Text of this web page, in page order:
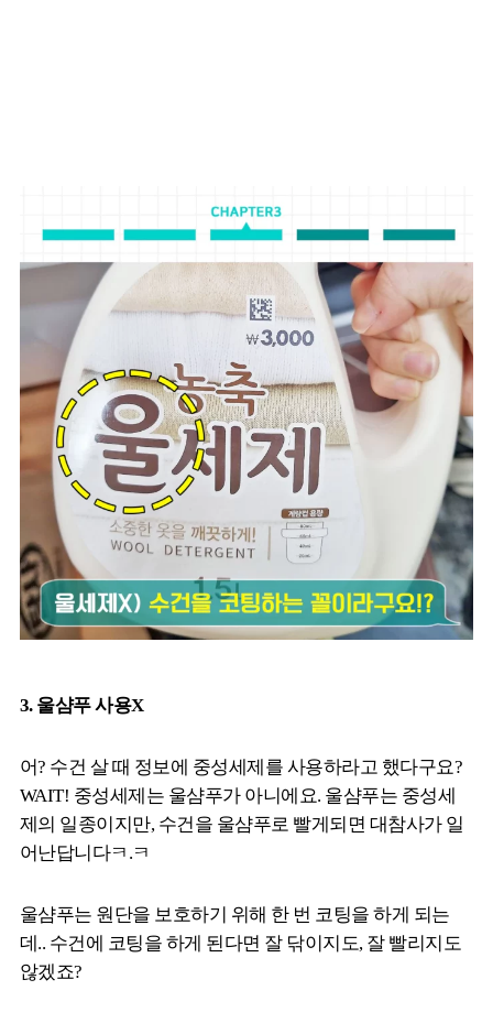
3. 울샴푸 사용X
어? 수건 살 때 정보에 중성세제를 사용하라고 했다구요?
WAIT! 중성세제는 울샴푸가 아니에요. 울샴푸는 중성세
제의 일종이지만, 수건을 울샴푸로 빨게되면 대참사가 일
어난답니다ㅋ.ㅋ
울샴푸는 원단을 보호하기 위해 한 번 코팅을 하게 되는
데.. 수건에 코팅을 하게 된다면 잘 닦이지도, 잘 빨리지도
않겠죠?